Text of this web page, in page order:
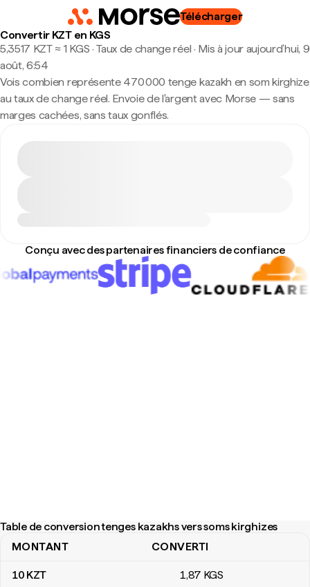
Télécharger
Convertir KZT en KGS
5,3517 KZT ≈ 1 KGS · Taux de change réel · Mis à jour aujourd’hui, 9
août, 6:54
Vois combien représente 470 000 tenge kazakh en som kirghize
au taux de change réel. Envoie de l'argent avec Morse — sans
marges cachées, sans taux gonflés.
Conçu avec des partenaires financiers de confiance
Table de conversion tenges kazakhs vers soms kirghizes
Table de conversion tenges kazakhs vers soms kirghizes
MONTANT CONVERTI
10 KZT 1,87 KGS